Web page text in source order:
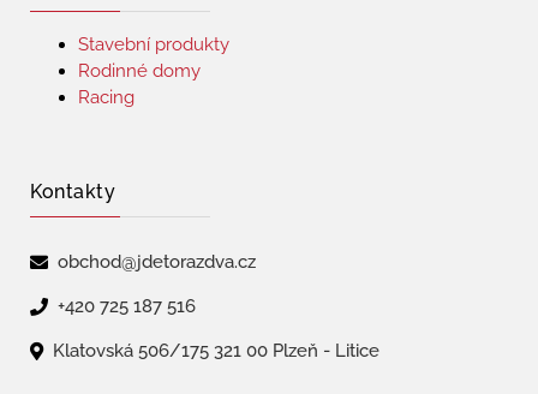
Stavební produkty
Rodinné domy
Racing
Kontakty
obchod@jdetorazdva.cz
+420 725 187 516
Klatovská 506/175 321 00 Plzeň - Litice